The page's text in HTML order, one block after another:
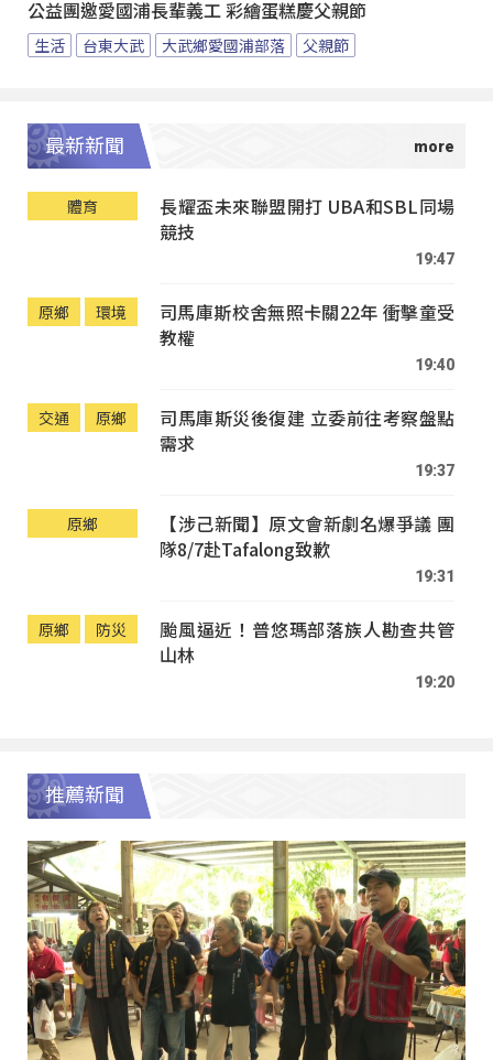
公益團邀愛國浦長輩義工 彩繪蛋糕慶父親節
生活 台東大武 大武鄉愛國浦部落 父親節
最新新聞
體育
長耀盃未來聯盟開打 UBA和SBL同場
競技
19:47
原鄉 環境
司馬庫斯校舍無照卡關22年 衝擊童受
教權
19:40
交通 原鄉
司馬庫斯災後復建 立委前往考察盤點
需求
19:37
原鄉
【涉己新聞】原文會新劇名爆爭議 團
隊8/7赴Tafalong致歉
19:31
原鄉 防災
颱風逼近！普悠瑪部落族人勘查共管
山林
19:20
推薦新聞